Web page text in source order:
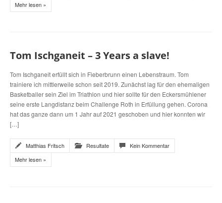
Mehr lesen »
Tom Ischganeit – 3 Years a slave!
Tom Ischganeit erfüllt sich in Fieberbrunn einen Lebenstraum. Tom
trainiere ich mittlerweile schon seit 2019. Zunächst lag für den ehemaligen
Basketballer sein Ziel im Triathlon und hier sollte für den Eckersmühlener
seine erste Langdistanz beim Challenge Roth in Erfüllung gehen. Corona
hat das ganze dann um 1 Jahr auf 2021 geschoben und hier konnten wir
[…]
Matthias Fritsch Resultate
Kein Kommentar
Mehr lesen »